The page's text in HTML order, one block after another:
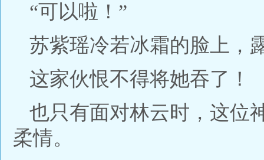
“可以啦！”
苏紫瑶冷若冰霜的脸上，
这家伙恨不得将她吞了！
也只有面对林云时，这位
柔情。